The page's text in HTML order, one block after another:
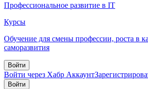
Профессиональное развитие в IT
Курсы
Обучение для смены профессии, роста в
саморазвития
Войти
Войти через Хабр Аккаунт
Войти